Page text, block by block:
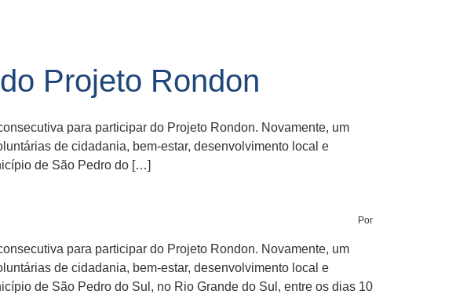
Projeto Rondon
para participar do Projeto Rondon. Novamente, um
de cidadania, bem-estar, desenvolvimento local e
de São Pedro do […]
Por
para participar do Projeto Rondon. Novamente, um
de cidadania, bem-estar, desenvolvimento local e
de São Pedro do Sul, no Rio Grande do Sul, entre os dias 10